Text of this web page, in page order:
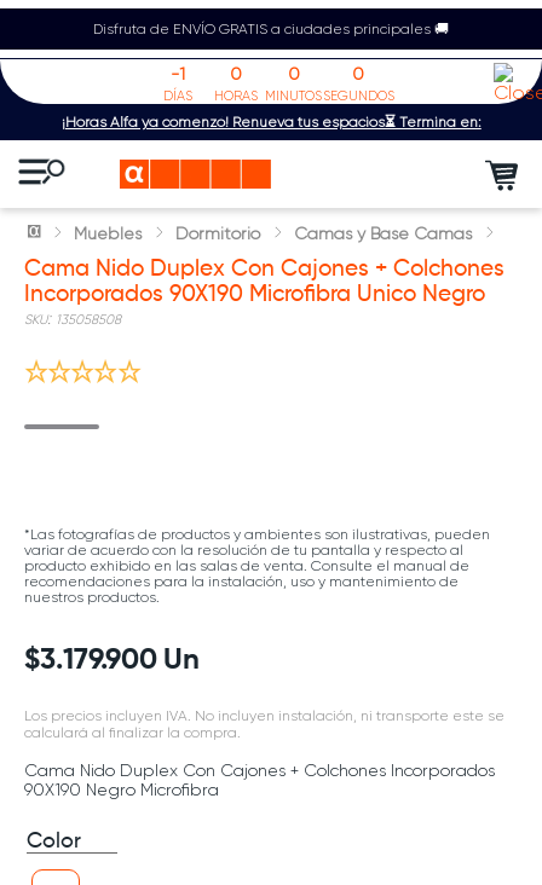
Disfruta de ENVÍO GRATIS a ciudades principales 🚚
¡Horas Alfa ya comenzó! Renueva tus espacios⏳ Termina en:
-1
DÍAS
0
HORAS
0
MINUTOS
0
SEGUNDOS
Muebles Dormitorio Camas y Base Camas
Cama Nido Duplex Con Cajones + Colchones
Incorporados 90X190 Microfibra Unico Negro
: 135058508
*Las fotografías de productos y ambientes son ilustrativas, pueden
variar de acuerdo con la resolución de tu pantalla y respecto al
producto exhibido en las salas de venta. Consulte el manual de
recomendaciones para la instalación, uso y mantenimiento de
nuestros productos.
$3.179.900 Un
Los precios incluyen IVA. No incluyen instalación, ni transporte este se
calculará al finalizar la compra.
Cama Nido Duplex Con Cajones + Colchones Incorporados
90X190 Negro Microfibra
Color